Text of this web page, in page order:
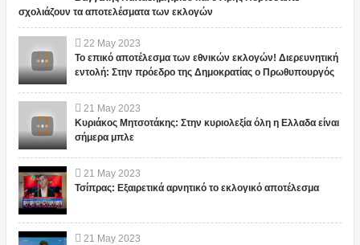
σχολιάζουν τα αποτελέσματα των εκλογών
22 May 2023
Το επικό αποτέλεσμα των εθνικών εκλογών! Διερευνητική
εντολή: Στην πρόεδρο της Δημοκρατίας ο Πρωθυπουργός
21 May 2023
Κυριάκος Μητσοτάκης: Στην κυριολεξία όλη η Ελλαδα είναι
σήμερα μπλε
21 May 2023
Τσίπρας: Εξαιρετικά αρνητικό το εκλογικό αποτέλεσμα
21 May 2023